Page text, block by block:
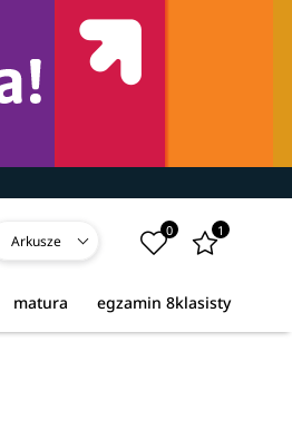
Arkusze
0 1
egzamin 8klasisty
matura